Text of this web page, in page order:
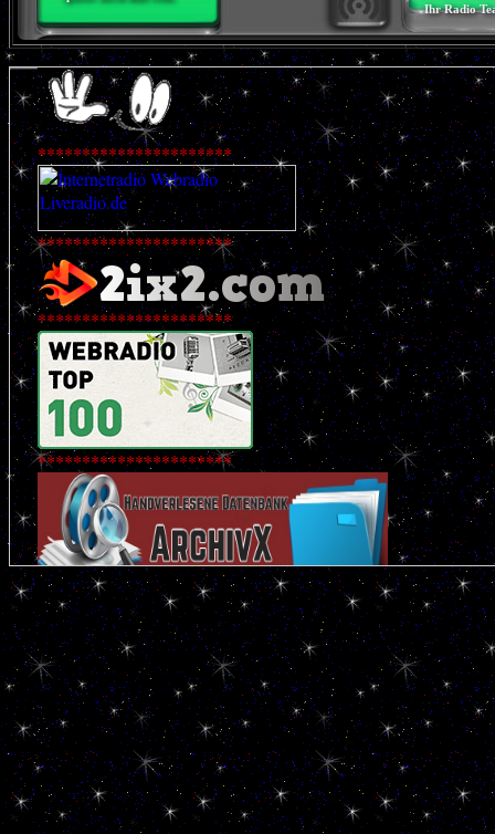
**********************
**********************
**********************
**********************
**********************
**********************